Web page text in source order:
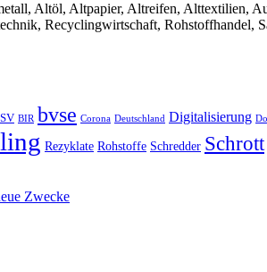
Altöl, Altpapier, Altreifen, Alttextilien,
Recyclingwirtschaft, Rohstoffhandel,
BIR bvse Corona Deutschland Digitalisierung
Rezyklate Rohstoffe Schredder Schrott
Zwecke